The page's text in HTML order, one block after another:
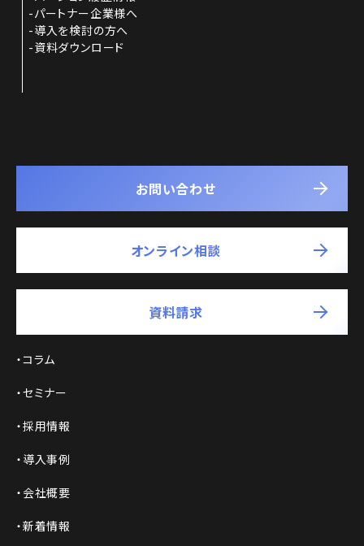
パートナー企業様へ
導入を検討の方へ
資料ダウンロード
お問い合わせ
オンライン相談
資料請求
コラム
セミナー
採用情報
導入事例
会社概要
新着情報